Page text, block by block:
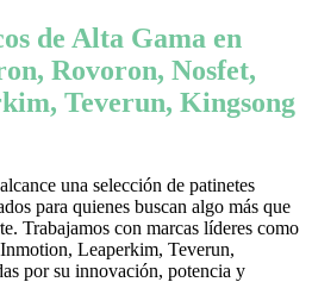
de Alta Gama en
Rovoron, Nosfet,
Teverun, Kingsong
una selección de patinetes
para quienes buscan algo más que
Trabajamos con marcas líderes como
Leaperkim, Teverun,
por su innovación, potencia y